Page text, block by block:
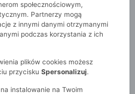
Bluzki i t-shirty
społecznościowym,
Partnerzy mogą
z innymi danymi otrzymanymi
podczas korzystania z ich
plików cookies możesz
przycisku Spersonalizuj.
instalowanie na Twoim